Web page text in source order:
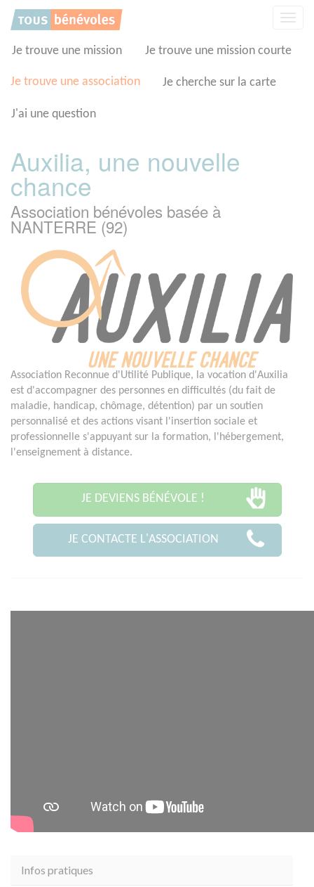
Je trouve une mission Je trouve une mission courte
Je trouve une association Je cherche sur la carte
J'ai une question
Auxilia, une nouvelle
chance
Association bénévoles basée à
NANTERRE (92)
Association Reconnue d'Utilité Publique, la vocation d'Auxilia
est d'accompagner des personnes en difficultés (du fait de
maladie, handicap, chômage, détention) par un soutien
personnalisé et des actions visant l'insertion sociale et
professionnelle s'appuyant sur la formation, l'hébergement,
l'enseignement à distance.
JE DEVIENS BÉNÉVOLE !
JE CONTACTE L'ASSOCIATION
Infos pratiques
Panneau de gestion des cookies